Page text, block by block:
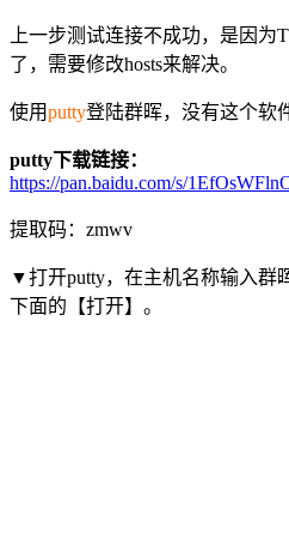
上一步测试连接不成功，是因
了，需要修改hosts来解决。
使用putty登陆群晖，没有这个软
putty下载链接：
https://pan.baidu.com/s/
提取码：zmwv
▼打开putty，在主机名称输入群
下面的【打开】。